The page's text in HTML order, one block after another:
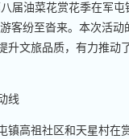
油菜花赏花季在军屯
客纷至沓来。本次活动
升文旅品质，有力推动
线
高祖社区和天星村在